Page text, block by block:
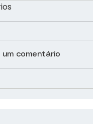
o impacto do
um comentário